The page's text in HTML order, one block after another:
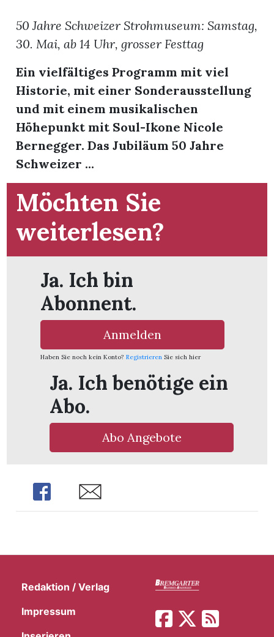
50 Jahre Schweizer Strohmuseum: Samstag,
30. Mai, ab 14 Uhr, grosser Festtag
Ein vielfältiges Programm mit viel
Historie, mit einer Sonderausstellung
und mit einem musikalischen
Höhepunkt mit Soul-Ikone Nicole
Bernegger. Das Jubiläum 50 Jahre
Schweizer ...
Möchten Sie
weiterlesen?
Ja. Ich bin
Abonnent.
Anmelden
Haben Sie noch kein Konto? Registrieren Sie sich hier
Ja. Ich benötige ein
Abo.
Abo Angebote
Share Share
Redaktion / Verlag
Impressum